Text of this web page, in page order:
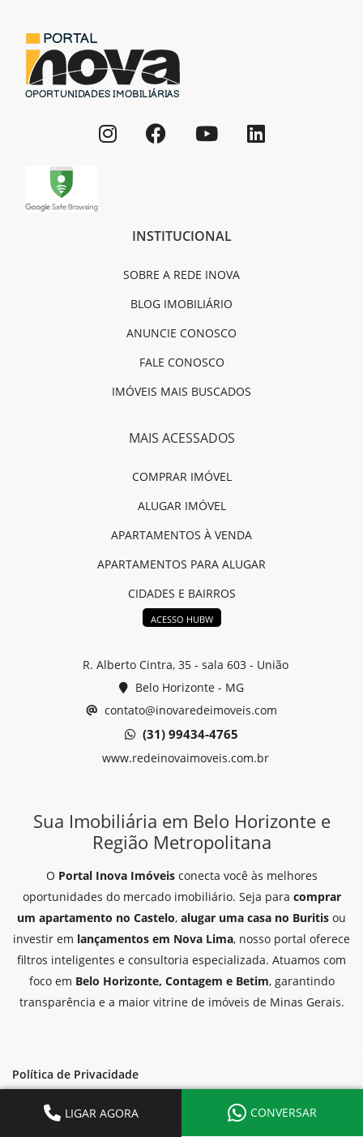
INSTITUCIONAL
SOBRE A REDE INOVA
BLOG IMOBILIÁRIO
ANUNCIE CONOSCO
FALE CONOSCO
IMÓVEIS MAIS BUSCADOS
MAIS ACESSADOS
COMPRAR IMÓVEL
ALUGAR IMÓVEL
APARTAMENTOS À VENDA
APARTAMENTOS PARA ALUGAR
CIDADES E BAIRROS
ACESSO HUBW
R. Alberto Cintra, 35 - sala 603 - União
Belo Horizonte - MG
contato@inovaredeimoveis.com
(31) 99434-4765
www.redeinovaimoveis.com.br
Sua Imobiliária em Belo Horizonte e
Região Metropolitana
O Portal Inova Imóveisconecta você às melhores
oportunidades do mercado imobiliário. Seja para comprar
um apartamento no Castelo, alugar uma casa no Buritis ou
investir em lançamentos em Nova Lima, nosso portal oferece
filtros inteligentes e consultoria especializada. Atuamos com
foco em Belo Horizonte, Contagem e Betim, garantindo
transparência e a maior vitrine de imóveis de Minas Gerais.
Política de Privacidade
© 2026 Portal Rede Inova de Imóveis. Todos os direitos reservados
Desenvolvido e integrado por
LIGAR AGORA CONVERSAR